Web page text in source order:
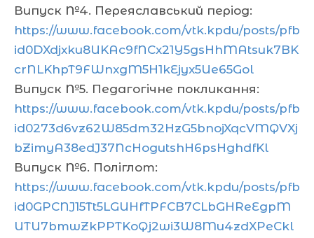
Випуск №4. Переяславський період:
https://www.facebook.com/vtk.kpdu/posts/pfb
id0DXdjxku8UKAc9fNCx21Y5gsHhMAtsuk7BK
crNLKhpT9FWnxgM5H1kEjyx5Ue65Gol
Випуск №5. Педагогічне покликання:
https://www.facebook.com/vtk.kpdu/posts/pfb
id0273d6vz62W85dm32HzG5bnojXqcVMQVXj
bZimyA38edJ37NcHogutshH6psHghdfKl
Випуск №6. Поліглот:
https://www.facebook.com/vtk.kpdu/posts/pfb
id0GPCNJ15Tt5LGUHfTPFCB7CLbGHReEgpM
UTU7bmwZkPPTKoQj2wi3W8Mu4zdXPeCkl